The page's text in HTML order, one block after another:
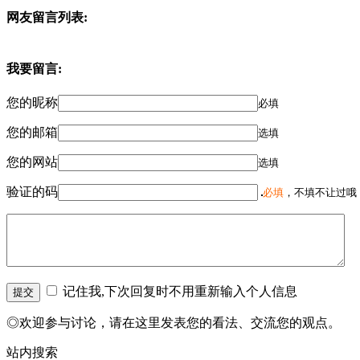
网友留言列表:
我要留言:
您的昵称 必填
您的邮箱 选填
您的网站 选填
验证的码 必填 ，不填不让过
记住我,下次回复时不用重新输入个人信息
◎欢迎参与讨论，请在这里发表您的看法、交流您的观点。
站内搜索